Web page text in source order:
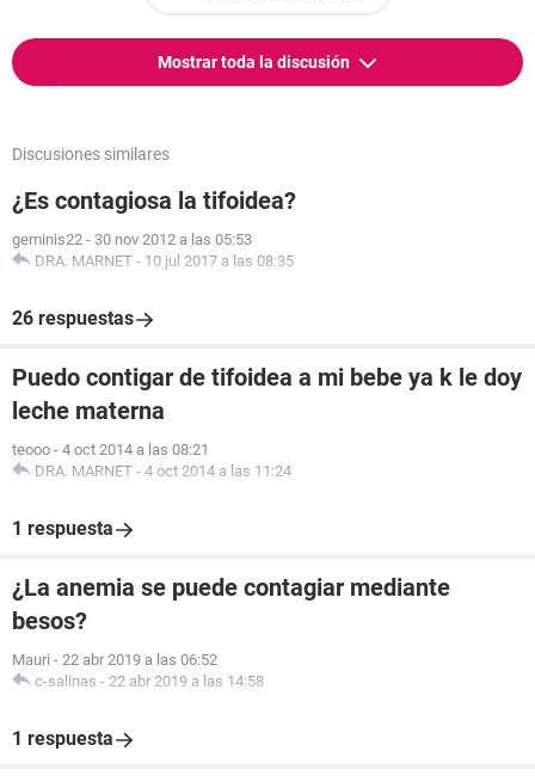
Mostrar toda la discusión
Discusiones similares
¿Es contagiosa la tifoidea?
geminis22 - 30 nov 2012 a las 05:53
DRA. MARNET - 10 jul 2017 a las 08:35
26 respuestas
Puedo contigar de tifoidea a mi bebe ya k le doy
leche materna
teooo - 4 oct 2014 a las 08:21
DRA. MARNET - 4 oct 2014 a las 11:24
1 respuesta
¿La anemia se puede contagiar mediante
besos?
Mauri - 22 abr 2019 a las 06:52
c-salinas - 22 abr 2019 a las 14:58
1 respuesta